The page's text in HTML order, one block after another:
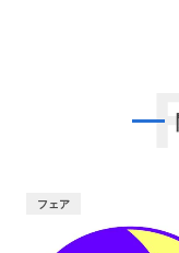
フェア